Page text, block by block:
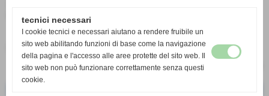
buon cibo ed il giusto divertimento.
Fonte:UFFICIO STAMPA
tecnici necessari
I cookie tecnici e necessari aiutano a rendere fruibile un
sito web abilitando funzioni di base come la navigazione
della pagina e l'accesso alle aree protette del sito web. Il
sito web non può funzionare correttamente senza questi
cookie.